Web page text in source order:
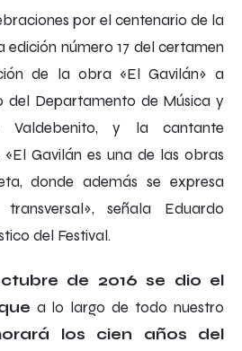
por el centenario de la
número 17 del certamen
de la obra «El Gavilán» a
del Departamento de Música y
Valdebenito, y la cantante
Gavilán es una de las obras
donde además se expresa
señala Eduardo
del Festival.
de 2016 se dio el
a lo largo de todo nuestro
los cien años del